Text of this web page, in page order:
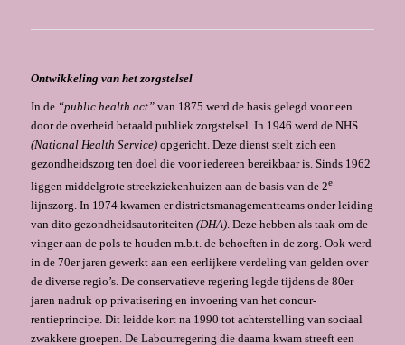
Ontwikkeling van het zorgstelsel
In de “public health act” van 1875 werd de basis gelegd voor een
door de overheid be­taald publiek zorgstelsel. In 1946 werd de NHS
(National Health Service)opgericht. Deze dienst stelt zich een
gezondheidszorg ten doel die voor iedereen bereikbaar is. Sinds 1962
liggen middelgrote streekziekenhuizen aan de basis van de 2e
lijnszorg. In 1974 kwamen er districtsmanagementteams onder leiding
van dito gezondheidsautoriteiten (DHA). Deze hebben als taak om de
vinger aan de pols te houden m.b.t. de behoeften in de zorg. Ook werd
in de 70er jaren ge­werkt aan een eerlijkere verdeling van gelden over
de diverse regio’s. De conservatieve regering legde tijdens de 80er
jaren nadruk op privatisering en invoering van het concur­
rentieprincipe. Dit leidde kort na 1990 tot achterstelling van sociaal
zwakkere groepen. De Labourregering die daarna kwam streeft een